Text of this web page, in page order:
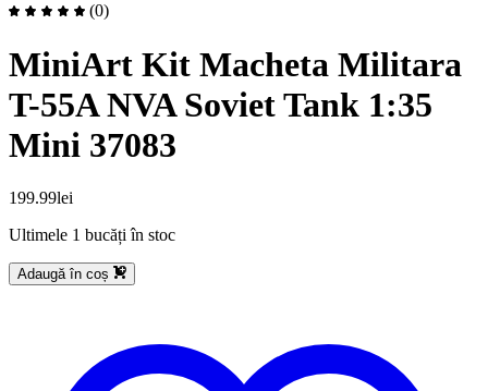
(0)
MiniArt Kit Macheta Militara
T-55A NVA Soviet Tank 1:35
Mini 37083
199.99lei
Ultimele 1 bucăți în stoc
Adaugă în coș